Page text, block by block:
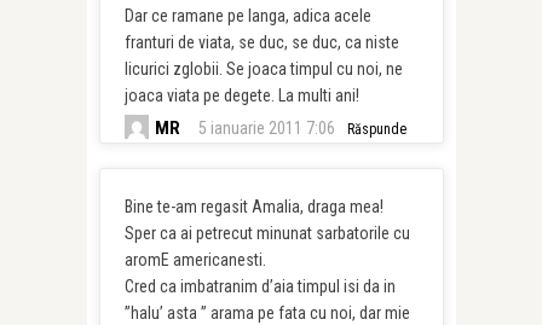
Dar ce ramane pe langa, adica acele
franturi de viata, se duc, se duc, ca niste
licurici zglobii. Se joaca timpul cu noi, ne
joaca viata pe degete. La multi ani!
MR 5 ianuarie 2011 7:06 Răspunde
Bine te-am regasit Amalia, draga mea!
Sper ca ai petrecut minunat sarbatorile cu
aromE americanesti.
Cred ca imbatranim d’aia timpul isi da in
”halu’ asta ” arama pe fata cu noi, dar mie